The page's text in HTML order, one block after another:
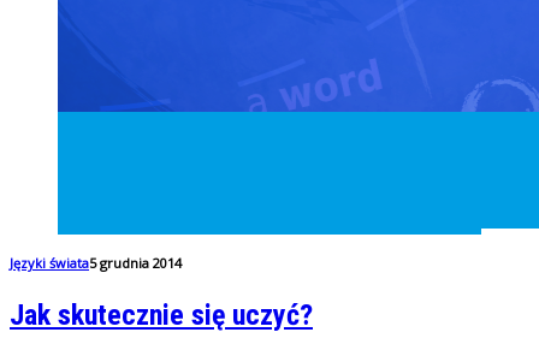
Języki świata5 grudnia 2014
Jak skutecznie się uczyć?